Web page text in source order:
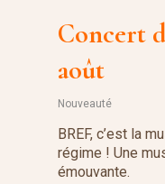
Concert
août
Nouveauté
BREF, c’est la
régime ! Une
émouvante.